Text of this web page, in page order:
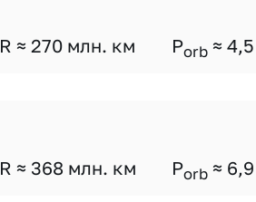
R ≈ 270 млн. км Porb ≈ 4,5
R ≈ 368 млн. км Porb ≈ 6,9